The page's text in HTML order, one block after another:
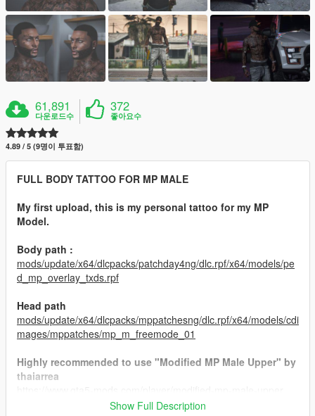
61,891
다운로드수
372
좋아요수
4.89 / 5 (9명이 투표함)
FULL BODY TATTOO FOR MP MALE
My first upload, this is my personal tattoo for my MP
Model.
Body path :
mods/update/x64/dlcpacks/patchday4ng/dlc.rpf/x64/models/pe
d_mp_overlay_txds.rpf
Head path
mods/update/x64/dlcpacks/mppatchesng/dlc.rpf/x64/models/cdi
mages/mppatches/mp_m_freemode_01
Highly recommended to use "Modified MP Male Upper" by
thaiarrea
Show Full Description